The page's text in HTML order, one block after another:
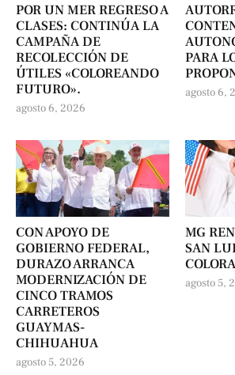
POR UN MER REGRESO A
CLASES: CONTINÚA LA
CAMPAÑA DE
RECOLECCIÓN DE
ÚTILES «COLOREANDO
FUTURO».
agosto 6, 2026
PARA
agosto 6,
CON APOYO DE
GOBIERNO FEDERAL,
DURAZO ARRANCA
MODERNIZACIÓN DE
CINCO TRAMOS
CARRETEROS
GUAYMAS-
CHIHUAHUA
agosto 5, 2026
MG
SAN
agosto 5,